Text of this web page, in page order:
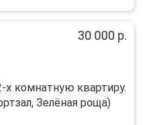
30 000 р.
комнатную квартиру.
Зелёная роща)